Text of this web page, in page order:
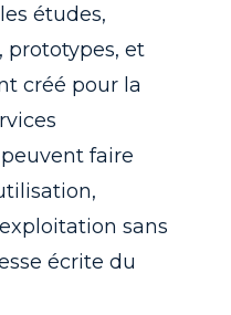
études,
prototypes, et
créé pour la
faire
sans
écrite du